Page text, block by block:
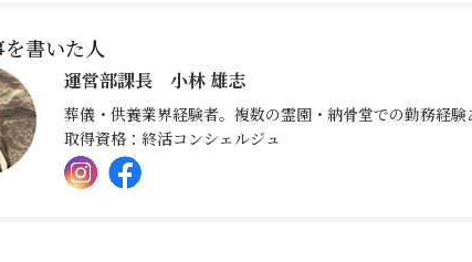
書いた人
運営部課長 小林 雄志
葬儀・供養業界経験者。複数の霊園・納骨堂での勤務経験
取得資格：終活コンシェルジュ